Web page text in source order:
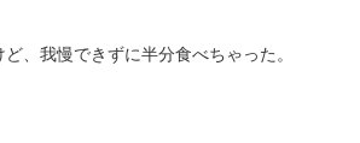
、我慢できずに半分食べちゃった。